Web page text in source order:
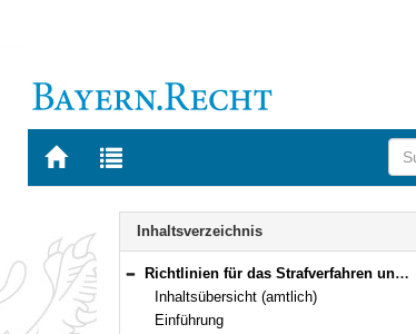
Zur
BAYERN.RECHT
Zur
letzten
Navigation
Inhaltsverzeichnis
Bereich reduzieren
Richtlinien für das Strafverfahren und das Bußgeldverfahren (RiStBV) Neufassung vom 28. März 2023 (BAnz AT 19.06.2023 B1 )
Inhaltsübersicht (amtlich)
Einführung